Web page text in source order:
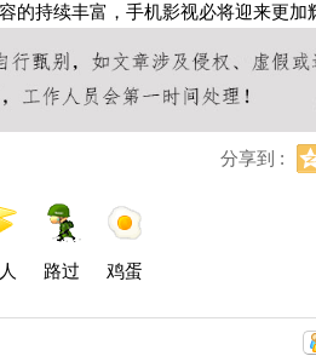
持续丰富，手机影视必将迎来更加
分享到 :
路过 鸡蛋